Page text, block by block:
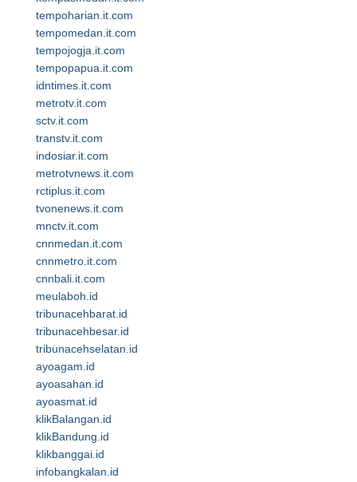
tempoharian.it.com
tempomedan.it.com
tempojogja.it.com
tempopapua.it.com
idntimes.it.com
metrotv.it.com
sctv.it.com
transtv.it.com
indosiar.it.com
metrotvnews.it.com
rctiplus.it.com
tvonenews.it.com
mnctv.it.com
cnnmedan.it.com
cnnmetro.it.com
cnnbali.it.com
meulaboh.id
tribunacehbarat.id
tribunacehbesar.id
tribunacehselatan.id
ayoagam.id
ayoasahan.id
ayoasmat.id
klikBalangan.id
klikBandung.id
klikbanggai.id
infobangkalan.id